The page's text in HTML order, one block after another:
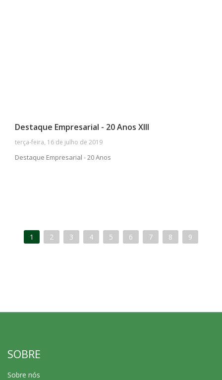
Destaque Empresarial - 20 Anos XIII
terça-feira, 16 de julho de 2019
Destaque Empresarial - 20 Anos
1 2 3 4 5 6 7 8 9
SOBRE
Sobre nós